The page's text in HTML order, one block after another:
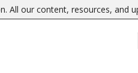
All our content, resources, and